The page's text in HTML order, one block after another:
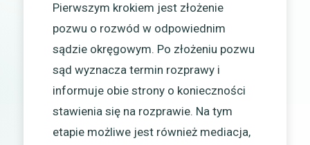
Pierwszym krokiem jest złożenie
pozwu o rozwód w odpowiednim
sądzie okręgowym. Po złożeniu pozwu
sąd wyznacza termin rozprawy i
informuje obie strony o konieczności
stawienia się na rozprawie. Na tym
etapie możliwe jest również mediacja,